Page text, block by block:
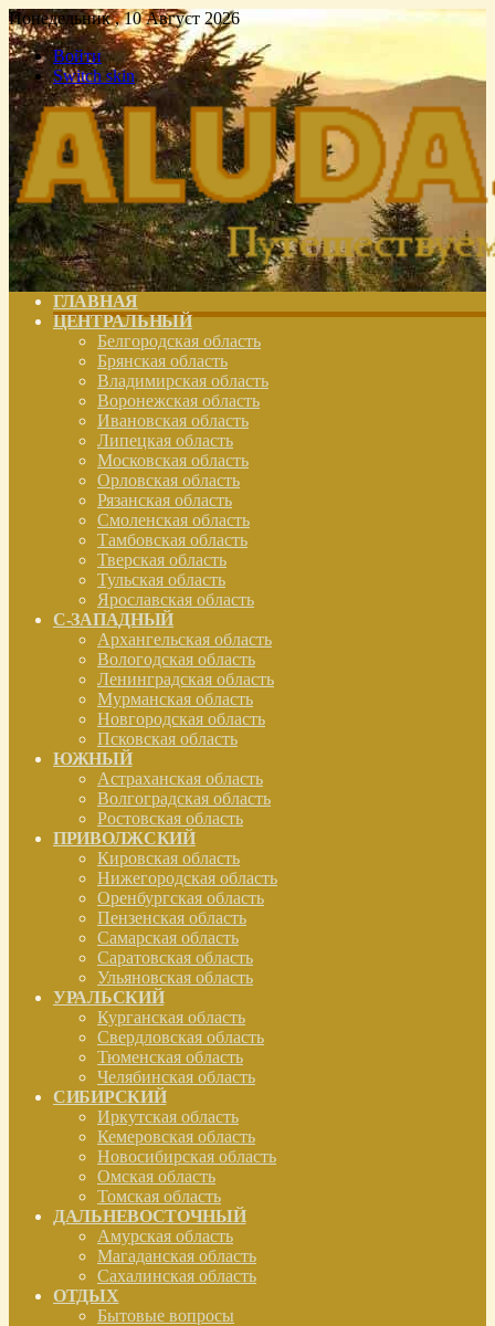
Понедельник , 10 Август 2026
Войти
Switch skin
ГЛАВНАЯ
ЦЕНТРАЛЬНЫЙ
Белгородская область
Брянская область
Владимирская область
Воронежская область
Ивановская область
Липецкая область
Московская область
Орловская область
Рязанская область
Смоленская область
Тамбовская область
Тверская область
Тульская область
Ярославская область
С-ЗАПАДНЫЙ
Архангельская область
Вологодская область
Ленинградская область
Мурманская область
Новгородская область
Псковская область
ЮЖНЫЙ
Астраханская область
Волгоградская область
Ростовская область
ПРИВОЛЖСКИЙ
Кировская область
Нижегородская область
Оренбургская область
Пензенская область
Самарская область
Саратовская область
Ульяновская область
УРАЛЬСКИЙ
Курганская область
Свердловская область
Тюменская область
Челябинская область
СИБИРСКИЙ
Иркутская область
Кемеровская область
Новосибирская область
Омская область
Томская область
ДАЛЬНЕВОСТОЧНЫЙ
Амурская область
Магаданская область
Сахалинская область
ОТДЫХ
Бытовые вопросы